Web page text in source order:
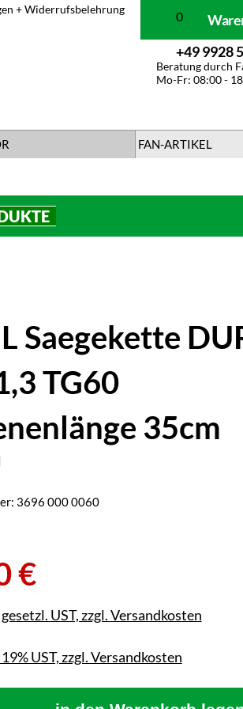
+ Widerrufsbelehrung
+49 9928
Beratung durch
Mo-Fr: 08:00 -
FAN-ARTIKEL
Saegekette
TG60
35cm
3696 000 0060
€
UST, zzgl. Versandkosten
UST, zzgl. Versandkosten